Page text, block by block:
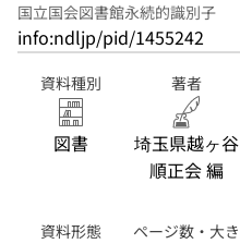
国立国会図書館永続的識別子
info:ndljp/pid/1455242
資料種別
図書
著者
埼玉県越ヶ谷
順正会 編
資料形態
ページ数・大き